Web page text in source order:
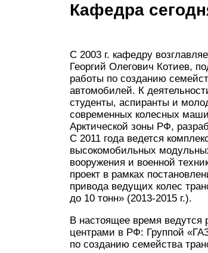
Кафедра
С 2003 г. кафедру
Георгий Олегович Котиев,
работы по созданию
автомобилей. К
студенты, аспиранты и
современных колесных
Арктической зоны РФ,
С 2011 года ведется
высокомобильных
вооружения и военной
проект в рамках
привода ведущих колес
до 10 тонн» (2013-2015 г.).
В настоящее время
центрами в РФ: Группой
по созданию семейства